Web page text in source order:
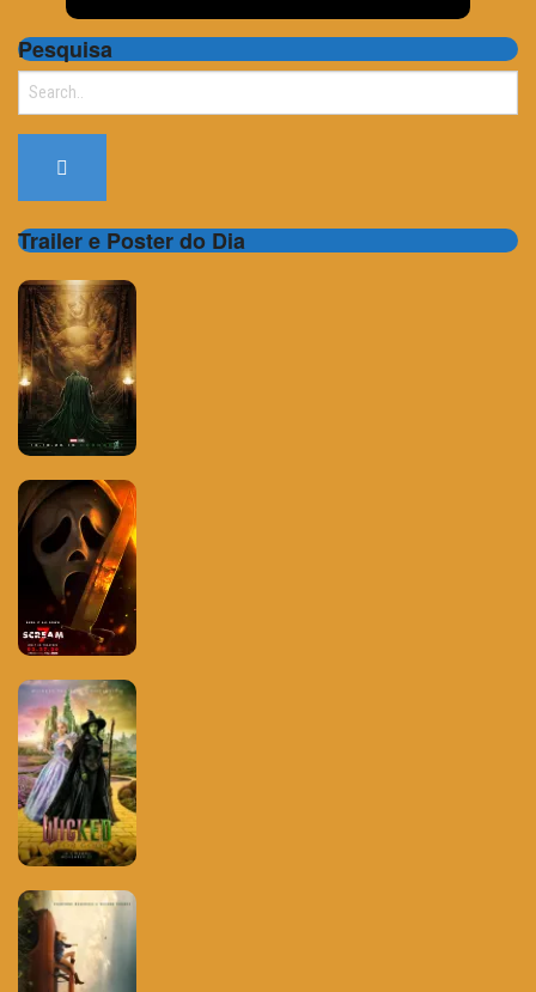
Pesquisa
Search
Trailer e Poster do Dia